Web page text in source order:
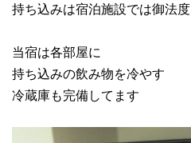
持ち込みは宿泊施設では御法度
当宿は各部屋に
持ち込みの飲み物を冷やす
冷蔵庫も完備してます